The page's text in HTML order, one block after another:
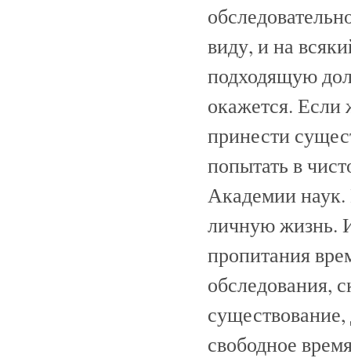
виду, и на
подходящую
окажется. Если
принести
попытать в
Академии наук.
личную жизнь.
пропитания
обследования,
свободное